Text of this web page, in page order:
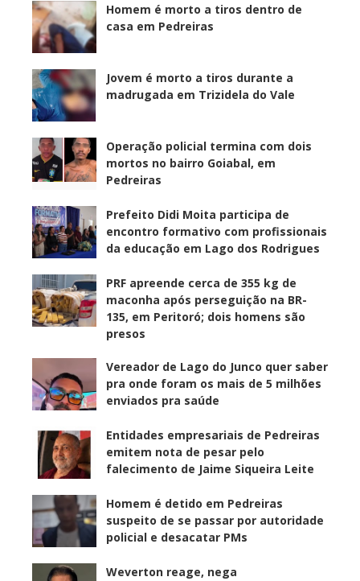
Homem é morto a tiros dentro de
casa em Pedreiras
Jovem é morto a tiros durante a
madrugada em Trizidela do Vale
Operação policial termina com dois
mortos no bairro Goiabal, em
Pedreiras
Prefeito Didi Moita participa de
encontro formativo com profissionais
da educação em Lago dos Rodrigues
PRF apreende cerca de 355 kg de
maconha após perseguição na BR-
135, em Peritoró; dois homens são
presos
Vereador de Lago do Junco quer saber
pra onde foram os mais de 5 milhões
enviados pra saúde
Entidades empresariais de Pedreiras
emitem nota de pesar pelo
falecimento de Jaime Siqueira Leite
Homem é detido em Pedreiras
suspeito de se passar por autoridade
policial e desacatar PMs
Weverton reage, nega